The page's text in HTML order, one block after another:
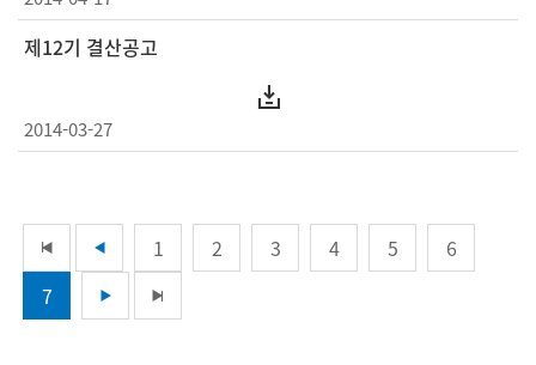
제12기 결산공고
2014-03-27
1 2 3 4 5
6
7